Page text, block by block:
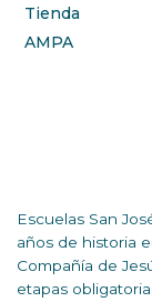
Tienda
AMPA
Escuelas San
años de historia
Compañía de
etapas